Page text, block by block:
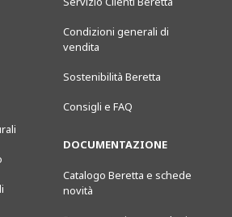
Condizioni generali di
vendita
Sostenibilità Beretta
Consigli e FAQ
DOCUMENTAZIONE
Catalogo Beretta e schede
novità